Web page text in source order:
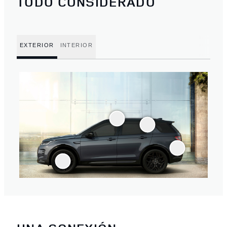
EXTERIOR INTERIOR